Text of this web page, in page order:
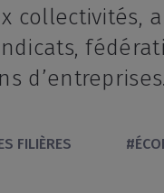
collectivités,
d’entreprises.
FILIÈRES